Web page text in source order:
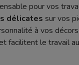
pour vos
délicates sur vos
à vos
facilitent le travail